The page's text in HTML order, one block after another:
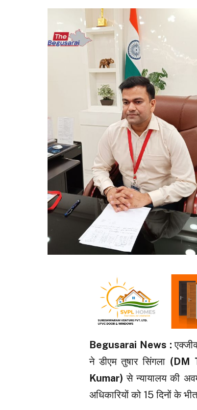
Begusarai News :
ने डीएम तुषार सिंगला (DM
Kumar)से न्यायालय की
अधिकारियों को 15 दिनों के